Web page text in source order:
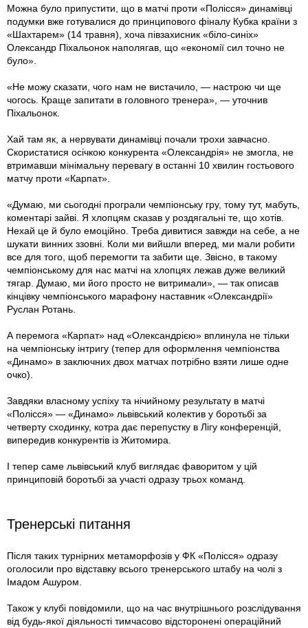
Можна було припустити, що в матчі проти «Полісся» динамівці
подумки вже готувалися до принципового фіналу Кубка країни з
«Шахтарем» (14 травня), хоча півзахисник «біло-синіх»
Олександр Піхальонок наполягав, що «економії сил точно не
було».
«Не можу сказати, чого нам не вистачило, — настрою чи ще
чогось. Краще запитати в головного тренера», — уточнив
Піхальонок.
Хай там як, а нервувати динамівці почали трохи завчасно.
Скористатися осічкою конкурента «Олександрія» не змогла, не
втримавши мінімальну перевагу в останні 10 хвилин гостьового
матчу проти «Карпат».
«Думаю, ми сьогодні програли чемпіонську гру, тому тут, мабуть,
коментарі зайві. Я хлопцям сказав у роздягальні те, що хотів.
Нехай це й було емоційно. Треба дивитися завжди на себе, а не
шукати винних ззовні. Коли ми вийшли вперед, ми мали робити
все для того, щоб перемогти та забити ще. Звісно, в такому
чемпіонському для нас матчі на хлопцях лежав дуже великий
тягар. Думаю, ми його просто не витримали», — так описав
кінцівку чемпіонського марафону наставник «Олександрії»
Руслан Ротань.
А перемога «Карпат» над «Олександрією» вплинула не тільки
на чемпіонську інтригу (тепер для оформлення чемпіонства
«Динамо» в заключних двох матчах потрібно взяти лише одне
очко).
Завдяки власному успіху та нічийному результату в матчі
«Полісся» — «Динамо» львівський колектив у боротьбі за
четверту сходинку, котра дає перепустку в Лігу конференцій,
випередив конкурентів із Житомира.
І тепер саме львівський клуб виглядає фаворитом у цій
принциповій боротьбі за участі одразу трьох команд.
Тренерські питання
Після таких турнірних метаморфозів у ФК «Полісся» одразу
оголосили про відставку всього тренерського штабу на чолі з
Імадом Ашуром.
Також у клубі повідомили, що на час внутрішнього розслідування
від будь-якої діяльності тимчасово відсторонені операційний